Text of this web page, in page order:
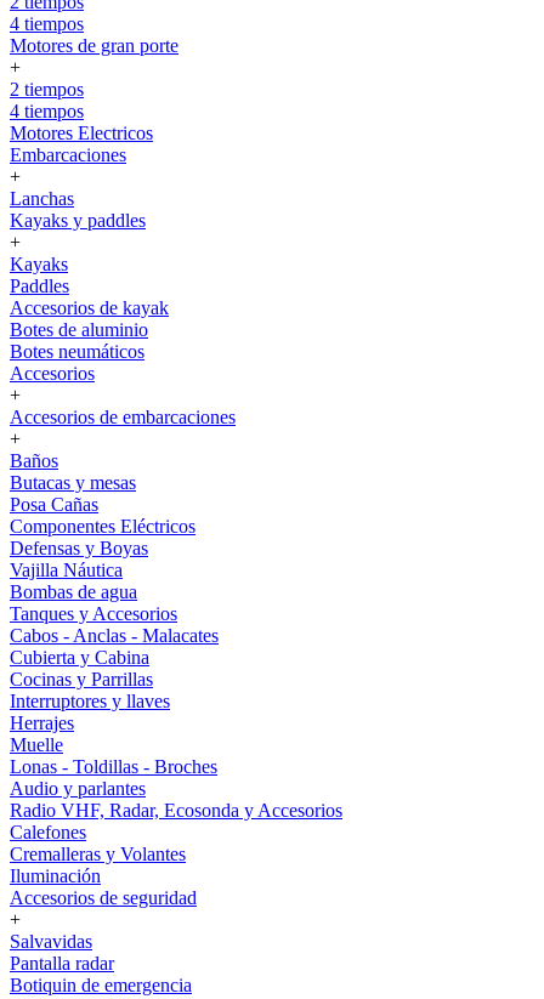
4 tiempos
Motores de gran porte
+
2 tiempos
4 tiempos
Motores Electricos
Embarcaciones
+
Lanchas
Kayaks y paddles
+
Kayaks
Paddles
Accesorios de kayak
Botes de aluminio
Botes neumáticos
Accesorios
+
Accesorios de embarcaciones
+
Baños
Butacas y mesas
Posa Cañas
Componentes Eléctricos
Defensas y Boyas
Vajilla Náutica
Bombas de agua
Tanques y Accesorios
Cabos - Anclas - Malacates
Cubierta y Cabina
Cocinas y Parrillas
Interruptores y llaves
Herrajes
Muelle
Lonas - Toldillas - Broches
Audio y parlantes
Radio VHF, Radar, Ecosonda y Accesorios
Calefones
Cremalleras y Volantes
Iluminación
Accesorios de seguridad
+
Salvavidas
Pantalla radar
Botiquin de emergencia